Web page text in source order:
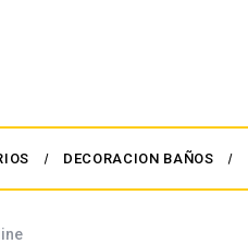
DECORACION BAÑOS